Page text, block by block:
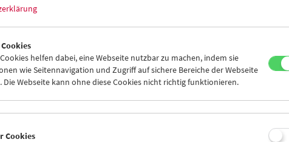
21 22
05
Mi 7.4.
helfen dabei, eine Webseite nutzbar zu machen, indem sie
wie Seitennavigation und Zugriff auf sichere Bereiche der Webseite
Die Webseite kann ohne diese Cookies nicht richtig funktionieren.
Cookies